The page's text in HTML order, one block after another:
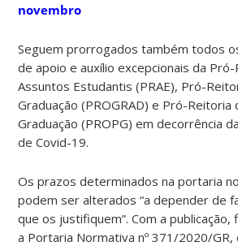
novembro
Seguem prorrogados também todos
de apoio e auxílio excepcionais da
Assuntos Estudantis (PRAE), Pró-
Graduação (PROGRAD) e Pró-Reitoria
Graduação (PROPG) em decorrência
de Covid-19.
Os prazos determinados na portaria
podem ser alterados “a depender de
que os justifiquem”. Com a publicação,
a Portaria Normativa nº 371/2020/GR,